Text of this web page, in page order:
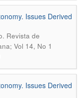
Issues Derived
Revista de
Vol 14, No 1
Issues Derived